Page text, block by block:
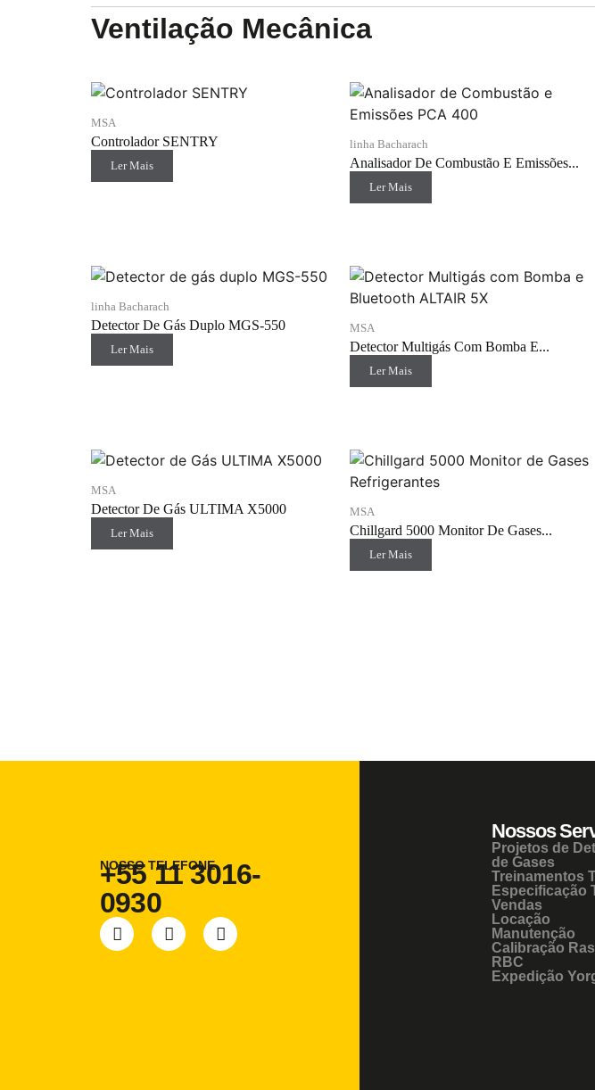
Ventilação Mecânica
MSA
Controlador SENTRY
Ler Mais
linha Bacharach
Analisador De Combustão E Emissões...
Ler Mais
linha Bacharach
Detector De Gás Duplo MGS-550
Ler Mais
MSA
Detector Multigás Com Bomba E...
Ler Mais
MSA
Detector De Gás ULTIMA X5000
Ler Mais
MSA
Chillgard 5000 Monitor De Gases...
Ler Mais
NOSSO TELEFONE
+55 11 3016-
0930
Nossos
Projetos de
de Gases
Treinamentos
Especificação
Vendas
Locação
Manutenção
Calibração
RBC
Expedição